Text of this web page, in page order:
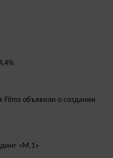
Films объявили о создании
«М.1»